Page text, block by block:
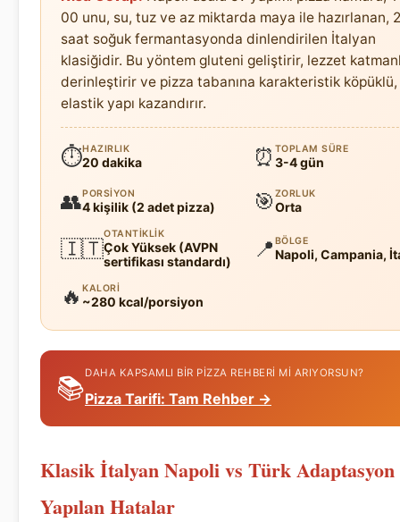
00 unu, su, tuz ve az miktarda maya ile hazırlanan,
saat soğuk fermantasyonda dinlendirilen İtalyan
klasiğidir. Bu yöntem gluteni geliştirir, lezzet
derinleştirir ve pizza tabanına karakteristik köpüklü,
elastik yapı kazandırır.
⏱HAZIRLIK
20 dakika ⏰ TOPLAM SÜRE
3-4 gün
👥PORSIYON
4 kişilik (2 adet pizza) 🎯 ZORLUK
Orta
🇮🇹
OTANTIKLIK
Çok Yüksek (AVPN
sertifikası standardı)
📍 BÖLGE
Napoli, Campania,
🔥 KALORI
~280 kcal/porsiyon
📚DAHA KAPSAMLI BIR PIZZA REHBERI MI ARIYORSUN?
Pizza Tarifi: Tam Rehber →
Klasik İtalyan Napoli vs Türk Adaptasyon
Yapılan Hatalar